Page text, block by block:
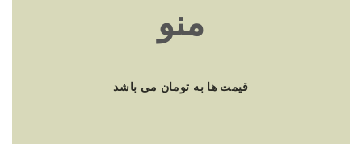
منو
قیمت ها به تومان می باشد